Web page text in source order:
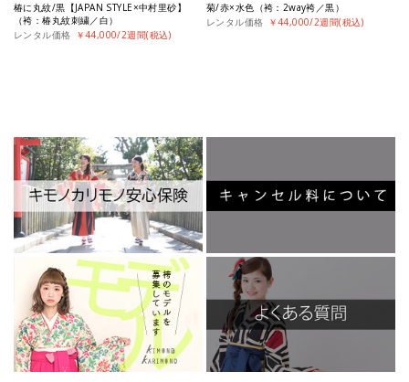
椿に丸紋/黒【JAPAN STYLE×中村里砂】
（袴：椿丸紋刺繍／白）
レンタル価格 ￥44,000/2週間(税込)
菊/赤×水色（袴：2way袴／黒）
レンタル価格 ￥44,000/2週間(税込)